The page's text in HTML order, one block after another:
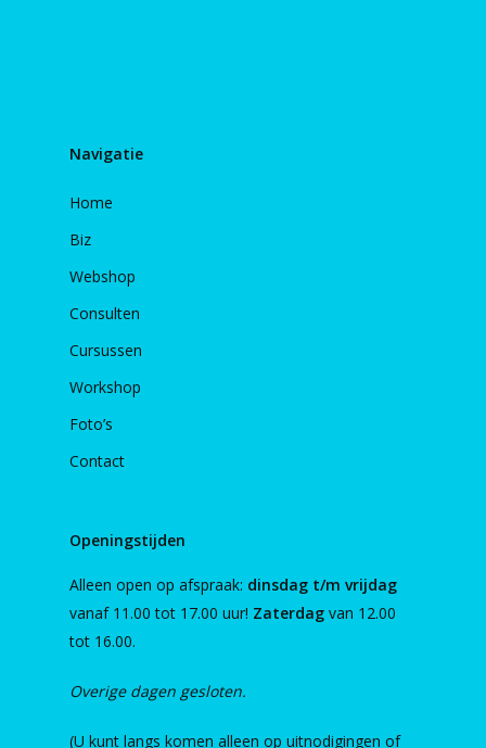
Navigatie
Home
Biz
Webshop
Consulten
Cursussen
Workshop
Foto’s
Contact
Openingstijden
Alleen open op afspraak: dinsdag t/m vrijdag
vanaf 11.00 tot 17.00 uur! Zaterdag van 12.00
tot 16.00.
Overige dagen gesloten.
(U kunt langs komen alleen op uitnodigingen of